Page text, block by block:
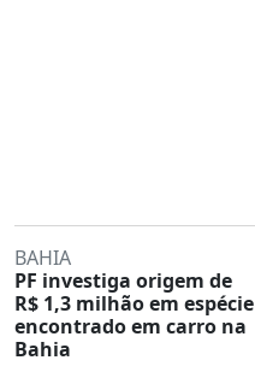
BAHIA
PF investiga origem de
R$ 1,3 milhão em espécie
encontrado em carro na
Bahia